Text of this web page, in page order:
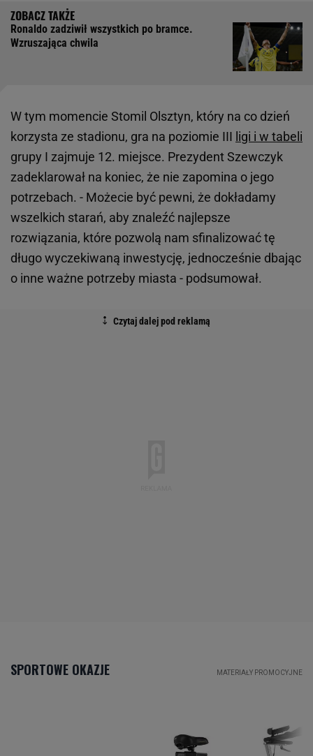
Ronaldo zadziwił wszystkich po bramce.
Wzruszająca chwila
W tym momencie Stomil Olsztyn, który na co dzień
korzysta ze stadionu, gra na poziomie III ligi i w tabeli
grupy I zajmuje 12. miejsce. Prezydent Szewczyk
zadeklarował na koniec, że nie zapomina o jego
potrzebach. - Możecie być pewni, że dokładamy
wszelkich starań, aby znaleźć najlepsze
rozwiązania, które pozwolą nam sfinalizować tę
długo wyczekiwaną inwestycję, jednocześnie dbając
o inne ważne potrzeby miasta - podsumował.